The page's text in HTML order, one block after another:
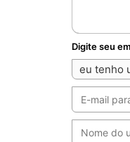
Digite seu
eu tenho